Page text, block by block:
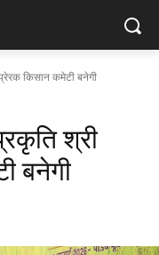
किसान कमेटी बनेगी
श्री
बनेगी